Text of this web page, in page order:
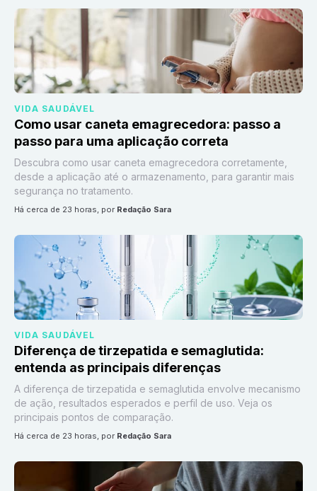
VIDA SAUDÁVEL
Como usar caneta emagrecedora: passo a
passo para uma aplicação correta
Descubra como usar caneta emagrecedora corretamente,
desde a aplicação até o armazenamento, para garantir mais
segurança no tratamento.
há cerca de 23 horas, por Redação Sara
VIDA SAUDÁVEL
Diferença de tirzepatida e semaglutida:
entenda as principais diferenças
A diferença de tirzepatida e semaglutida envolve mecanismo
de ação, resultados esperados e perfil de uso. Veja os
principais pontos de comparação.
há cerca de 23 horas, por Redação Sara